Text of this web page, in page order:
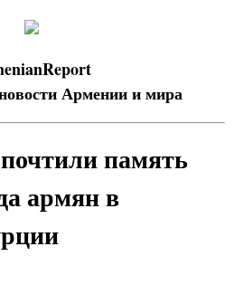
Армении и мира
память
армян в